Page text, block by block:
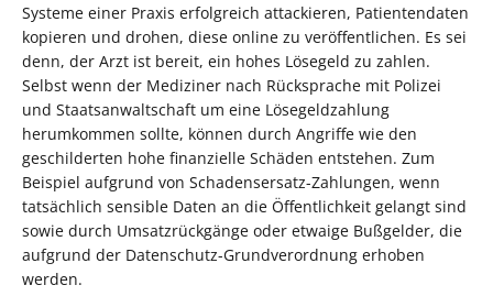
Systeme einer Praxis erfolgreich attackieren, Patientendaten
kopieren und drohen, diese online zu veröffentlichen. Es sei
denn, der Arzt ist bereit, ein hohes Lösegeld zu zahlen.
Selbst wenn der Mediziner nach Rücksprache mit Polizei
und Staatsanwaltschaft um eine Lösegeldzahlung
herumkommen sollte, können durch Angriffe wie den
geschilderten hohe finanzielle Schäden entstehen. Zum
Beispiel aufgrund von Schadensersatz-Zahlungen, wenn
tatsächlich sensible Daten an die Öffentlichkeit gelangt sind
sowie durch Umsatzrückgänge oder etwaige Bußgelder, die
aufgrund der Datenschutz-Grundverordnung erhoben
werden.